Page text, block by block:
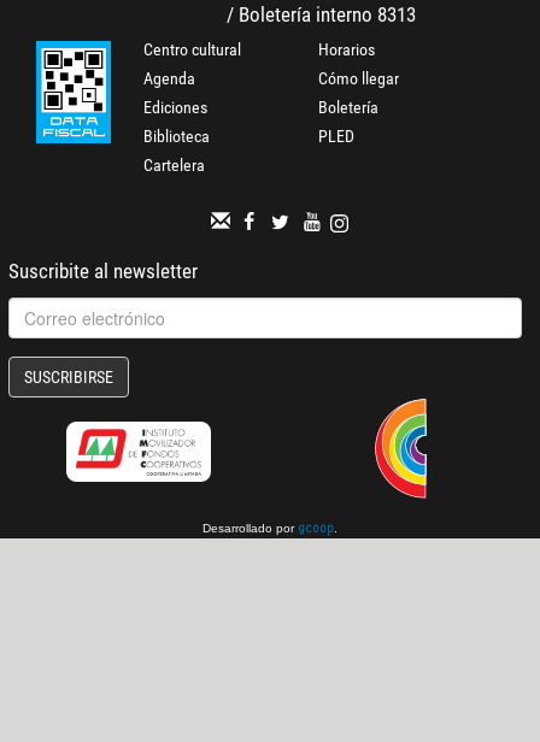
/ Boletería interno 8313
Centro cultural
Agenda
Ediciones
Biblioteca
Cartelera
Horarios
Cómo llegar
Boletería
PLED
Suscribite al newsletter
SUSCRIBIRSE
Desarrollado por gcoop